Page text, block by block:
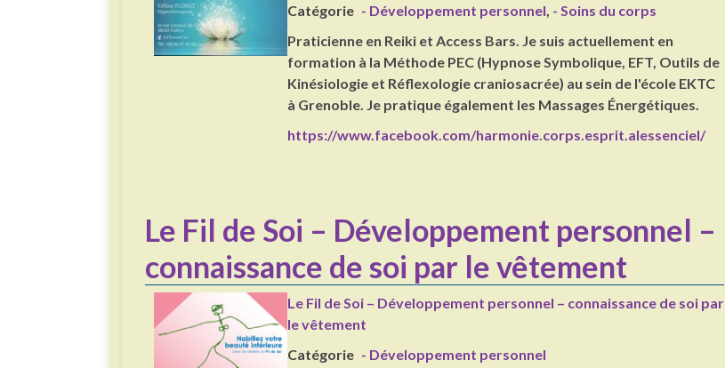
Catégorie - Développement personnel, - Soins du corps
Praticienne en Reiki et Access Bars. Je suis actuellement en
formation à la Méthode PEC (Hypnose Symbolique, EFT, Outils de
Kinésiologie et Réflexologie craniosacrée) au sein de l'école EKTC
à Grenoble. Je pratique également les Massages Énergétiques.
https://www.facebook.com/harmonie.corps.esprit.alessenciel/
Le Fil de Soi – Développement personnel –
connaissance de soi par le vêtement
Le Fil de Soi – Développement personnel – connaissance de soi par
le vêtement
Catégorie - Développement personnel